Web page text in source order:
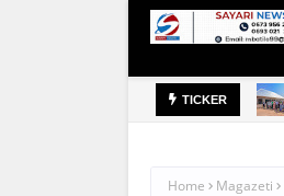
TICKER
Home Magazeti